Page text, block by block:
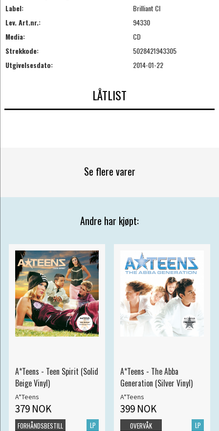
Label:
Brilliant Cl
Lev. Art.nr.:
94330
Media:
CD
Strekkode:
5028421943305
Utgivelsesdato:
2014-01-22
LÅTLIST
Se flere varer
Andre har kjøpt:
A*Teens - Teen Spirit (Solid
Beige Vinyl)
A*Teens
379 NOK
LP
FORHÅNDSBESTILL
A*Teens - The Abba
Generation (Silver Vinyl)
A*Teens
399 NOK
LP
OVERVÅK